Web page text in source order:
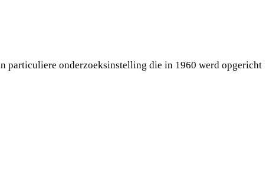
particuliere onderzoeksinstelling die in 1960 werd opgericht